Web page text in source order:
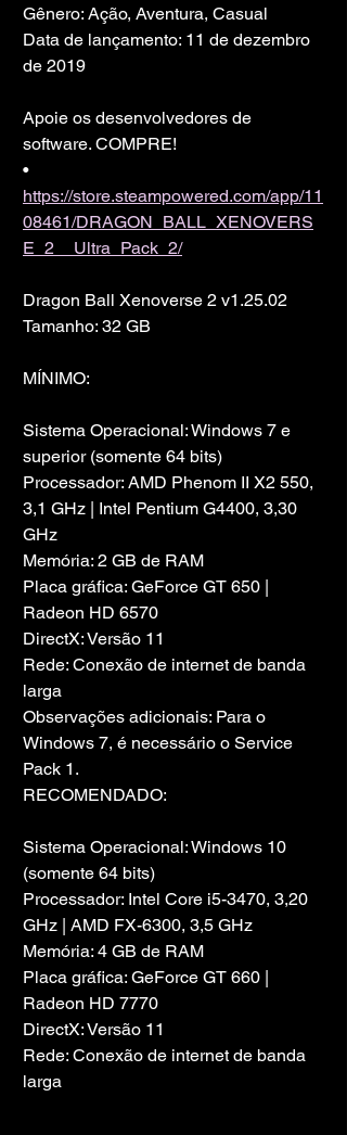
Gênero: Ação, Aventura, Casual
Data de lançamento: 11 de dezembro
de 2019
Apoie os desenvolvedores de
software. COMPRE!
•
https://store.steampowered.com/app/11
08461/DRAGON_BALL_XENOVERS
E_2__Ultra_Pack_2/
Dragon Ball Xenoverse 2 v1.25.02
Tamanho: 32 GB
MÍNIMO:
Sistema Operacional: Windows 7 e
superior (somente 64 bits)
Processador: AMD Phenom II X2 550,
3,1 GHz | Intel Pentium G4400, 3,30
GHz
Memória: 2 GB de RAM
Placa gráfica: GeForce GT 650 |
Radeon HD 6570
DirectX: Versão 11
Rede: Conexão de internet de banda
larga
Observações adicionais: Para o
Windows 7, é necessário o Service
Pack 1.
RECOMENDADO:
Sistema Operacional: Windows 10
(somente 64 bits)
Processador: Intel Core i5-3470, 3,20
GHz | AMD FX-6300, 3,5 GHz
Memória: 4 GB de RAM
Placa gráfica: GeForce GT 660 |
Radeon HD 7770
DirectX: Versão 11
Rede: Conexão de internet de banda
larga